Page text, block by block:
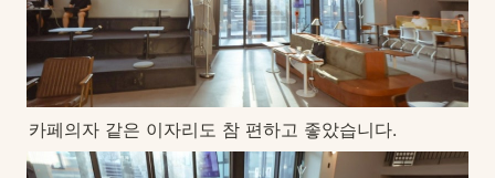
카페의자 같은 이자리도 참 편하고 좋았습니다.